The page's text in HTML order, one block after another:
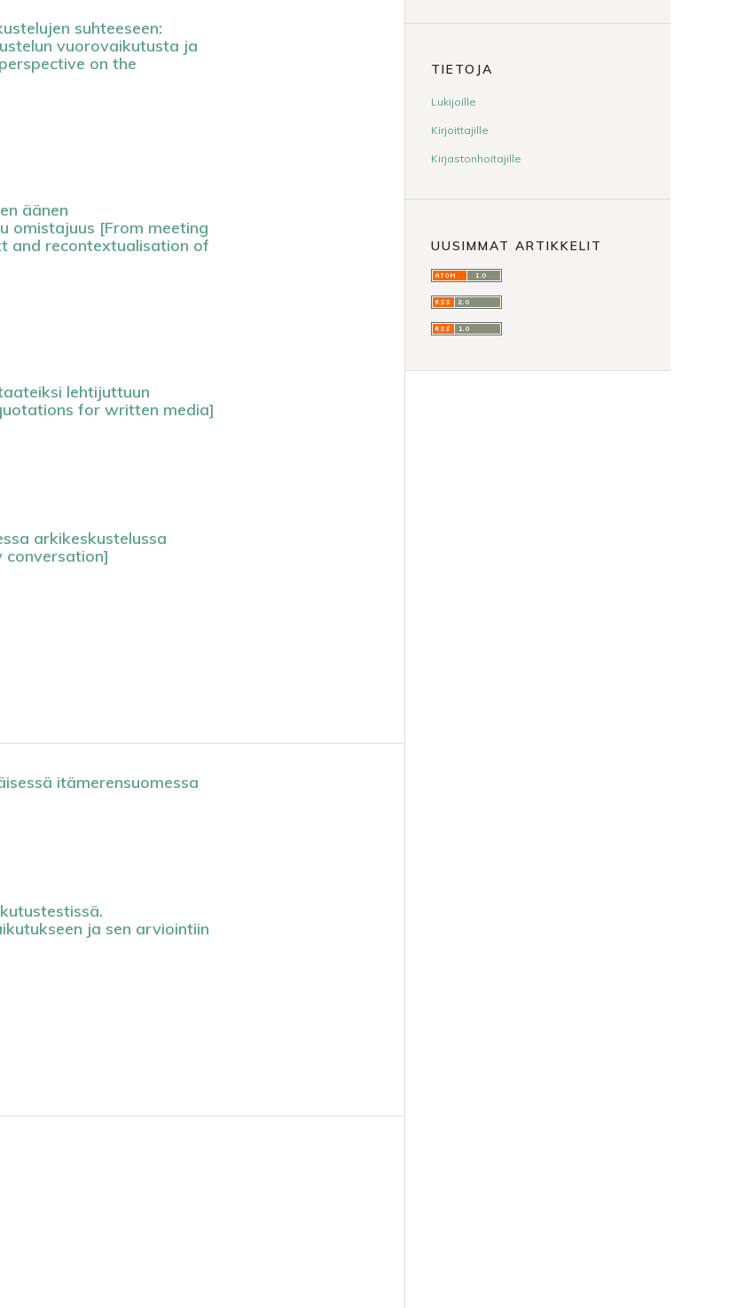
suhteeseen:
vuorovaikutusta ja
on the
äänen
omistajuus [From meeting
and recontextualisation of
lehtijuttuun
for written media]
arkikeskustelussa
conversation]
itämerensuomessa
ja sen arviointiin
TIETOJA
Lukijoille
Kirjoittajille
Kirjastonhoitajille
UUSIMMAT ARTIKKELIT